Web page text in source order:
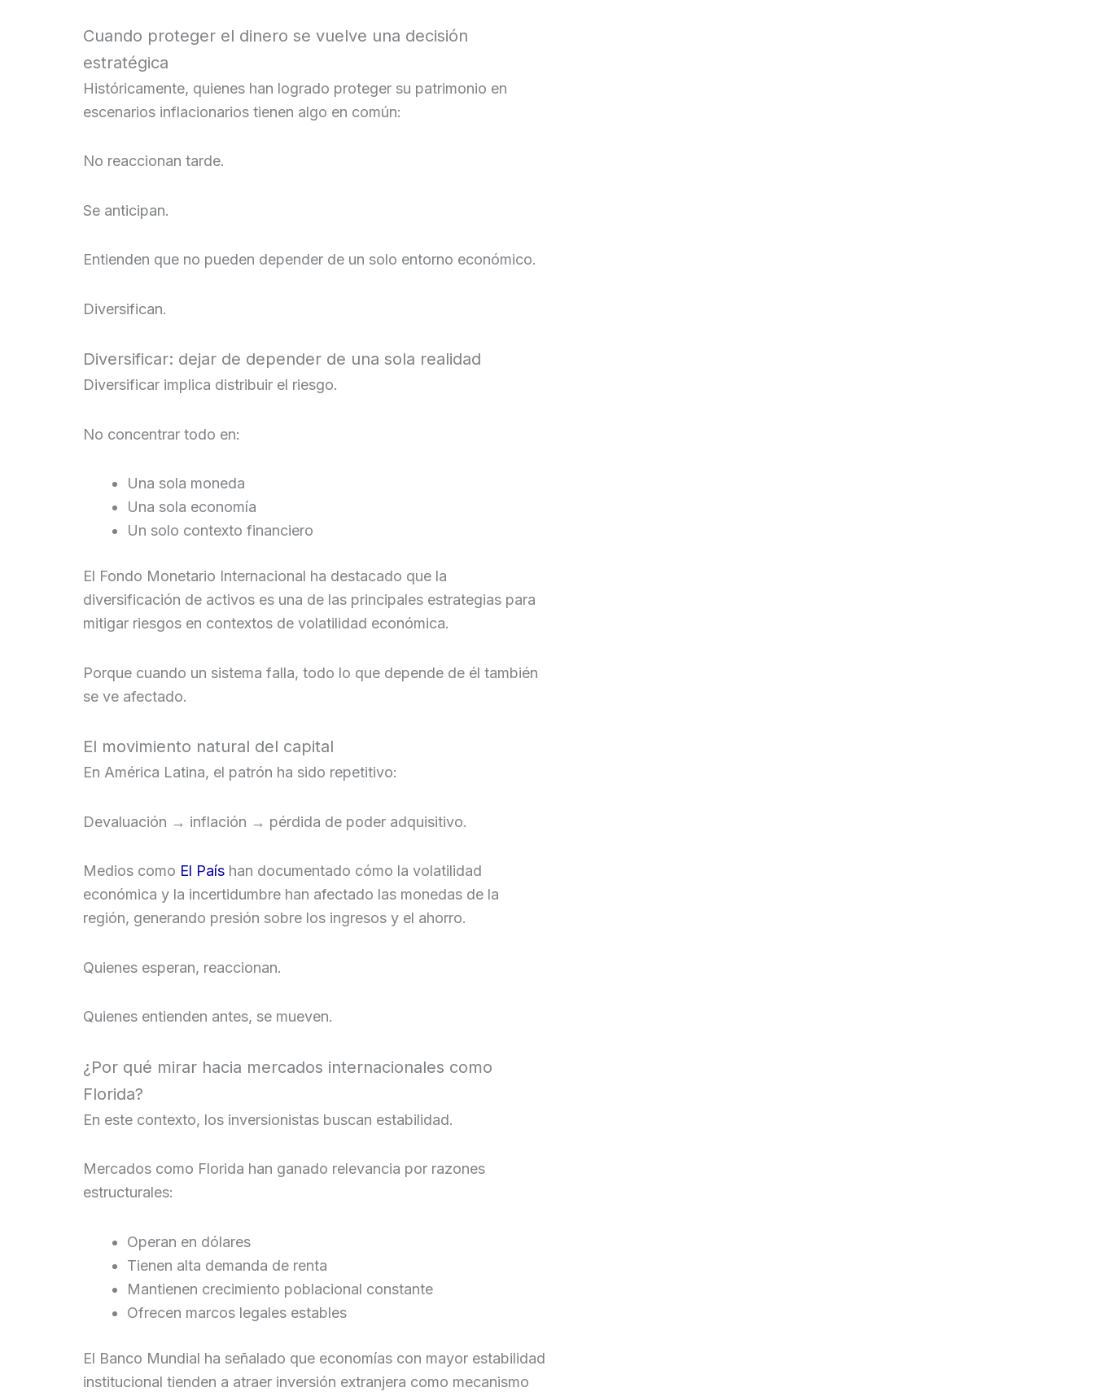
Cuando proteger el dinero se vuelve una decisión
estratégica
Históricamente, quienes han logrado proteger su patrimonio en
escenarios inflacionarios tienen algo en común:
No reaccionan tarde.
Se anticipan.
Entienden que no pueden depender de un solo entorno económico.
Diversifican.
Diversificar: dejar de depender de una sola realidad
Diversificar implica distribuir el riesgo.
No concentrar todo en:
Una sola moneda
Una sola economía
Un solo contexto financiero
El Fondo Monetario Internacional ha destacado que la
diversificación de activos es una de las principales estrategias para
mitigar riesgos en contextos de volatilidad económica.
Porque cuando un sistema falla, todo lo que depende de él también
se ve afectado.
El movimiento natural del capital
En América Latina, el patrón ha sido repetitivo:
Devaluación → inflación → pérdida de poder adquisitivo.
Medios como El País han documentado cómo la volatilidad
económica y la incertidumbre han afectado las monedas de la
región, generando presión sobre los ingresos y el ahorro.
Quienes esperan, reaccionan.
Quienes entienden antes, se mueven.
¿Por qué mirar hacia mercados internacionales como
Florida?
En este contexto, los inversionistas buscan estabilidad.
Mercados como Florida han ganado relevancia por razones
estructurales:
Operan en dólares
Tienen alta demanda de renta
Mantienen crecimiento poblacional constante
Ofrecen marcos legales estables
El Banco Mundial ha señalado que economías con mayor estabilidad
institucional tienden a atraer inversión extranjera como mecanismo